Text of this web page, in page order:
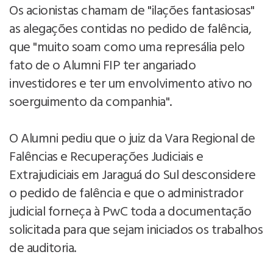
Os acionistas chamam de "ilações fantasiosas"
as alegações contidas no pedido de falência,
que "muito soam como uma represália pelo
fato de o Alumni FIP ter angariado
investidores e ter um envolvimento ativo no
soerguimento da companhia".
O Alumni pediu que o juiz da Vara Regional de
Falências e Recuperações Judiciais e
Extrajudiciais em Jaraguá do Sul desconsidere
o pedido de falência e que o administrador
judicial forneça à PwC toda a documentação
solicitada para que sejam iniciados os trabalhos
de auditoria.